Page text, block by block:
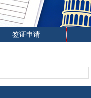
签证申请